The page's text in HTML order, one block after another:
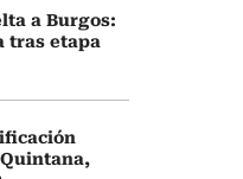
a Burgos:
tras etapa